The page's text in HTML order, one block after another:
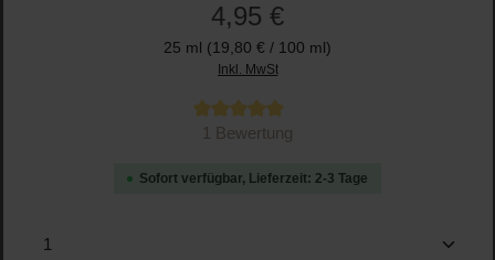
4,95 €
25 ml (19,80 € / 100 ml)
Inkl. MwSt
Durchschnittliche Bewertung von 5 von 5 Sternen
1 Bewertung
Sofort verfügbar, Lieferzeit: 2-3 Tage
Produkt Anzahl: Gib den gewünschten Wert ein